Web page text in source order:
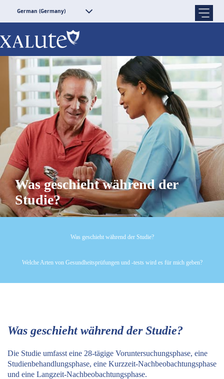
German (Germany)
Was geschieht während der
Studie?
Was geschieht während der Studie?
Welche Arten von Gesundheitsprüfungen und -tests wird es für mich geben?
Was geschieht während der Studie?
Die Studie umfasst eine 28-tägige Voruntersuchungsphase, eine
Studienbehandlungsphase, eine Kurzzeit-Nachbeobachtungsphase
und eine Langzeit-Nachbeobachtungsphase.